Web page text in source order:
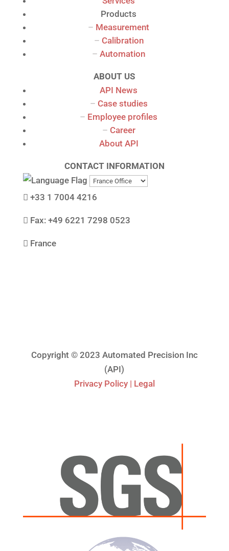
Products
– Measurement
– Calibration
– Automation
ABOUT US
API News
– Case studies
– Employee profiles
– Career
About API
CONTACT INFORMATION
 +33 1 7004 4216
 Fax: +49 6221 7298 0523
 France
Copyright © 2023 Automated Precision Inc
(API)
Privacy Policy | Legal